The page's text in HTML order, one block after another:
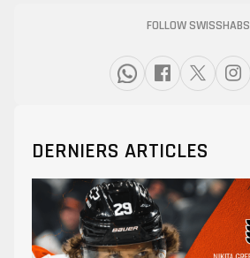
FOLLOW SWISSHABS
DERNIERS ARTICLES